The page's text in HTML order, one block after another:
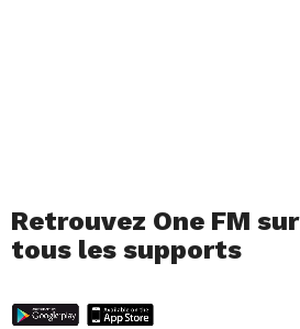
Retrouvez One FM sur
tous les supports